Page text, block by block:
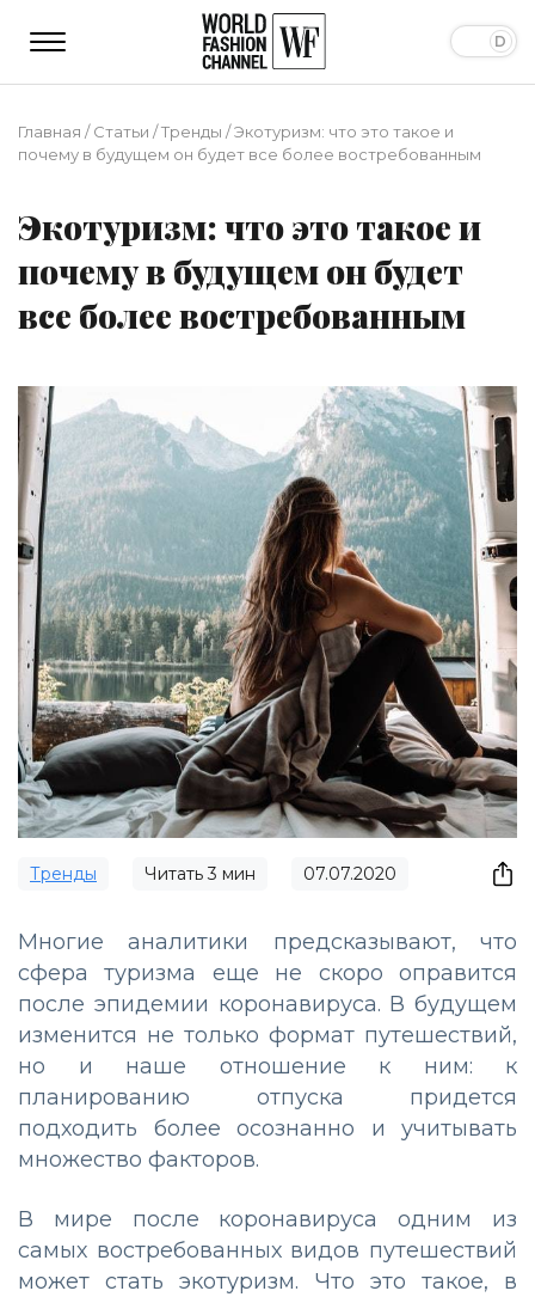
Главная /Статьи /Тренды /Экотуризм: что это такое и
почему в будущем он будет все более востребованным
Экотуризм: что это такое и
почему в будущем он будет
все более востребованным
Тренды Читать3 мин 07.07.2020
Многие аналитики предсказывают, что
сфера туризма еще не скоро оправится
после эпидемии коронавируса. В будущем
изменится не только формат путешествий,
но и наше отношение к ним: к
планированию отпуска придется
подходить более осознанно и учитывать
множество факторов.
В мире после коронавируса одним из
самых востребованных видов путешествий
может стать экотуризм. Что это такое, в